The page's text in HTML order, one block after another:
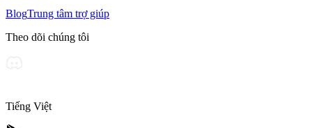
BlogTrung tâm trợ giúp
Theo dõi chúng tôi
Tiếng Việt